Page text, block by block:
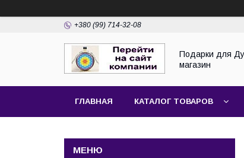
+380 (99) 714-32-08
Подарки для
магазин
ГЛАВНАЯ КАТАЛОГ ТОВАРОВ